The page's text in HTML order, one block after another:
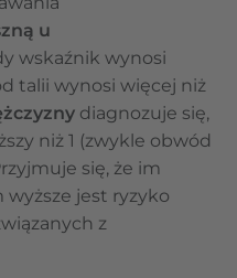
u
wskaźnik wynosi
talii wynosi więcej niż
diagnozuje się,
niż 1 (zwykle obwód
się, że im
jest ryzyko
z